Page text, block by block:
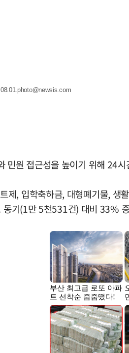
민원 접근성을 높이기 위해 24
, 입학축하금, 대형폐기물,
기(1만 5천531건) 대비 33%